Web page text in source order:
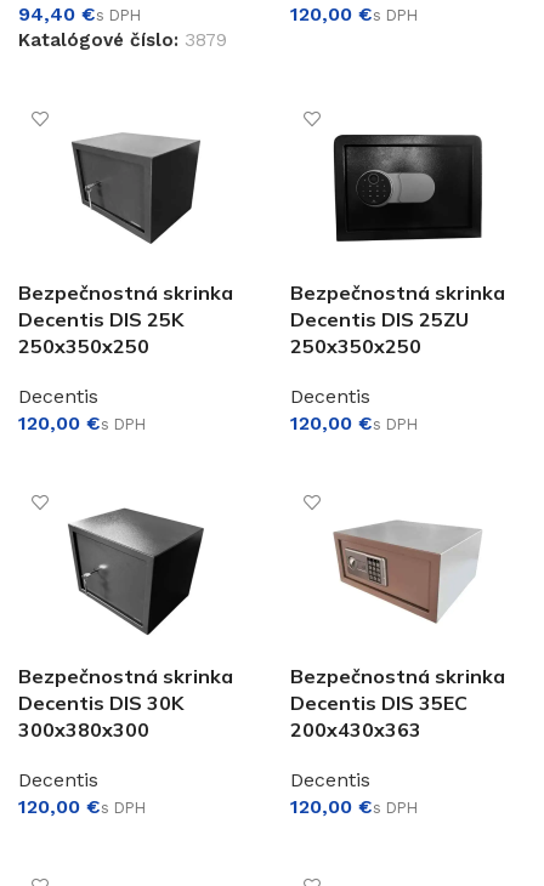
€
Katalógové číslo: 3879
€
Bezpečnostná skrinka
Decentis DIS 25K
250x350x250
Decentis
€
Bezpečnostná skrinka
Decentis DIS 25ZU
250x350x250
Decentis
€
Bezpečnostná skrinka
Decentis DIS 30K
300x380x300
Decentis
€
Bezpečnostná skrinka
Decentis DIS 35EC
200x430x363
Decentis
€